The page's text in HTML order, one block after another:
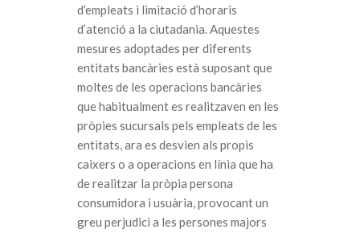
d’empleats i limitació d’horaris
d’atenció a la ciutadania. Aquestes
mesures adoptades per diferents
entitats bancàries està suposant que
moltes de les operacions bancàries
que habitualment es realitzaven en les
pròpies sucursals pels empleats de les
entitats, ara es desvien als propis
caixers o a operacions en línia que ha
de realitzar la pròpia persona
consumidora i usuària, provocant un
greu perjudici a les persones majors